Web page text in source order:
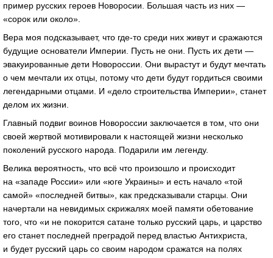
пример русских героев Новоросии. Большая часть из них —
«сорок или около».
Вера моя подсказывает, что где-то среди них живут и сражаются
будущие основатели Империи. Пусть не они. Пусть их дети —
эвакуированные дети Новороссии. Они вырастут и будут мечтать
о чем мечтали их отцы, потому что дети будут гордиться своими
легендарными отцами. И «дело строительства Империи», станет
делом их жизни.
Главный подвиг воинов Новороссии заключается в том, что они
своей жертвой мотивировали к настоящей жизни несколько
поколений русского народа. Подарили им легенду.
Велика вероятность, что всё что произошло и происходит
на «западе России» или «юге Украины» и есть начало «той
самой» «последней битвы», как предсказывали старцы. Они
начертали на невидимых скрижалях моей памяти обетование
того, что «и не покорится сатане только русский царь, и царство
его станет последней преградой перед властью Антихриста,
и будет русский царь со своим народом сражатся на полях